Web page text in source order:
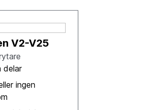
V2-V25
delar
ingen